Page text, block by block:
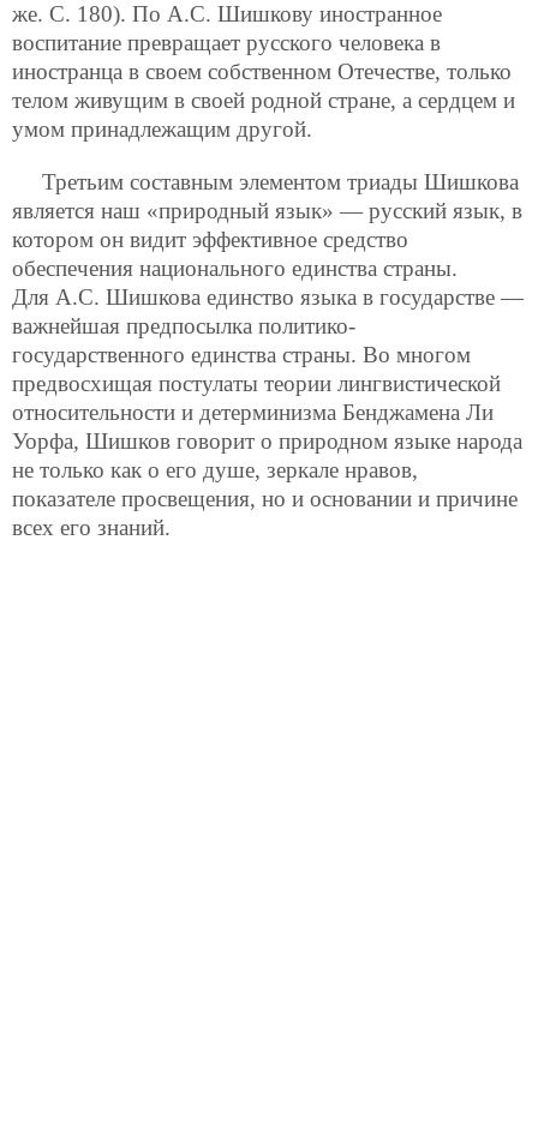
же. С. 180). По А.С. Шишкову иностранное
воспитание превращает русского человека в
иностранца в своем собственном Отечестве, только
телом живущим в своей родной стране, а сердцем и
умом принадлежащим другой.
Третьим составным элементом триады Шишкова
является наш «природный язык» — русский язык, в
котором он видит эффективное средство
обеспечения национального единства страны.
Для А.С. Шишкова единство языка в государстве —
важнейшая предпосылка политико-
государственного единства страны. Во многом
предвосхищая постулаты теории лингвистической
относительности и детерминизма Бенджамена Ли
Уорфа, Шишков говорит о природном языке народа
не только как о его душе, зеркале нравов,
показателе просвещения, но и основании и причине
всех его знаний.